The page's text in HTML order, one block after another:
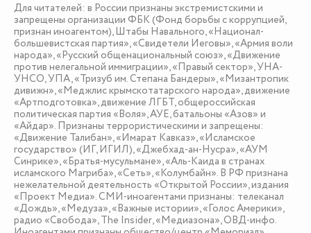
Для читателей: в России признаны экстремистскими и
запрещены организации ФБК (Фонд борьбы с коррупцией,
признан иноагентом), Штабы Навального, «Национал-
большевистская партия», «Свидетели Иеговы», «Армия воли
народа», «Русский общенациональный союз», «Движение
против нелегальной иммиграции», «Правый сектор», УНА-
УНСО, УПА, «Тризуб им. Степана Бандеры», «Мизантропик
дивижн», «Меджлис крымскотатарского народа», движение
«Артподготовка», движение ЛГБТ, общероссийская
политическая партия «Воля», АУЕ, батальоны «Азов» и
«Айдар». Признаны террористическими и запрещены:
«Движение Талибан», «Имарат Кавказ», «Исламское
государство» (ИГ, ИГИЛ), «Джебхад-ан-Нусра», «АУМ
Синрике», «Братья-мусульмане», «Аль-Каида в странах
исламского Магриба», «Сеть», «Колумбайн». В РФ признана
нежелательной деятельность «Открытой России», издания
«Проект Медиа». СМИ-иноагентами признаны: телеканал
«Дождь», «Медуза», «Важные истории», «Голос Америки»,
радио «Свобода», The Insider, «Медиазона», ОВД-инфо.